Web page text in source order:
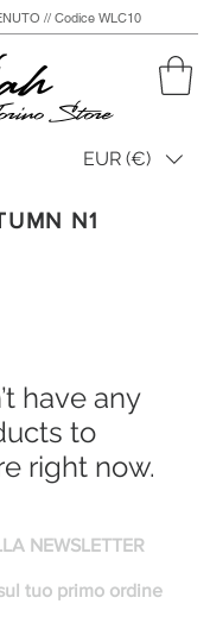
Store
// Codice WLC10
EUR (€)
N1
have any
to
right now.
NEWSLETTER
tuo primo ordine